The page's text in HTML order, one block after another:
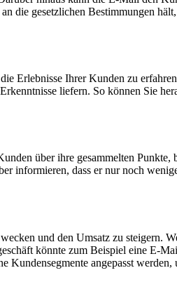
die gesetzlichen Bestimmungen
Erlebnisse Ihrer Kunden zu
liefern. So können Sie
über ihre gesammelten
dass er nur noch
und den Umsatz zu steigern.
könnte zum Beispiel eine E-
angepasst